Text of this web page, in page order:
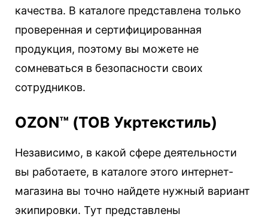
качества. В каталоге представлена только
проверенная и сертифицированная
продукция, поэтому вы можете не
сомневаться в безопасности своих
сотрудников.
OZON™ (ТОВ Укртекстиль)
Независимо, в какой сфере деятельности
вы работаете, в каталоге этого интернет-
магазина вы точно найдете нужный вариант
экипировки. Тут представлены